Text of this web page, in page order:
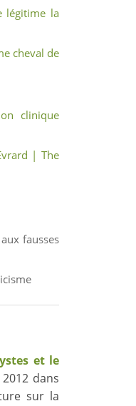
légitime la
cheval de
clinique
| The
fausses
et le
dans
sur la